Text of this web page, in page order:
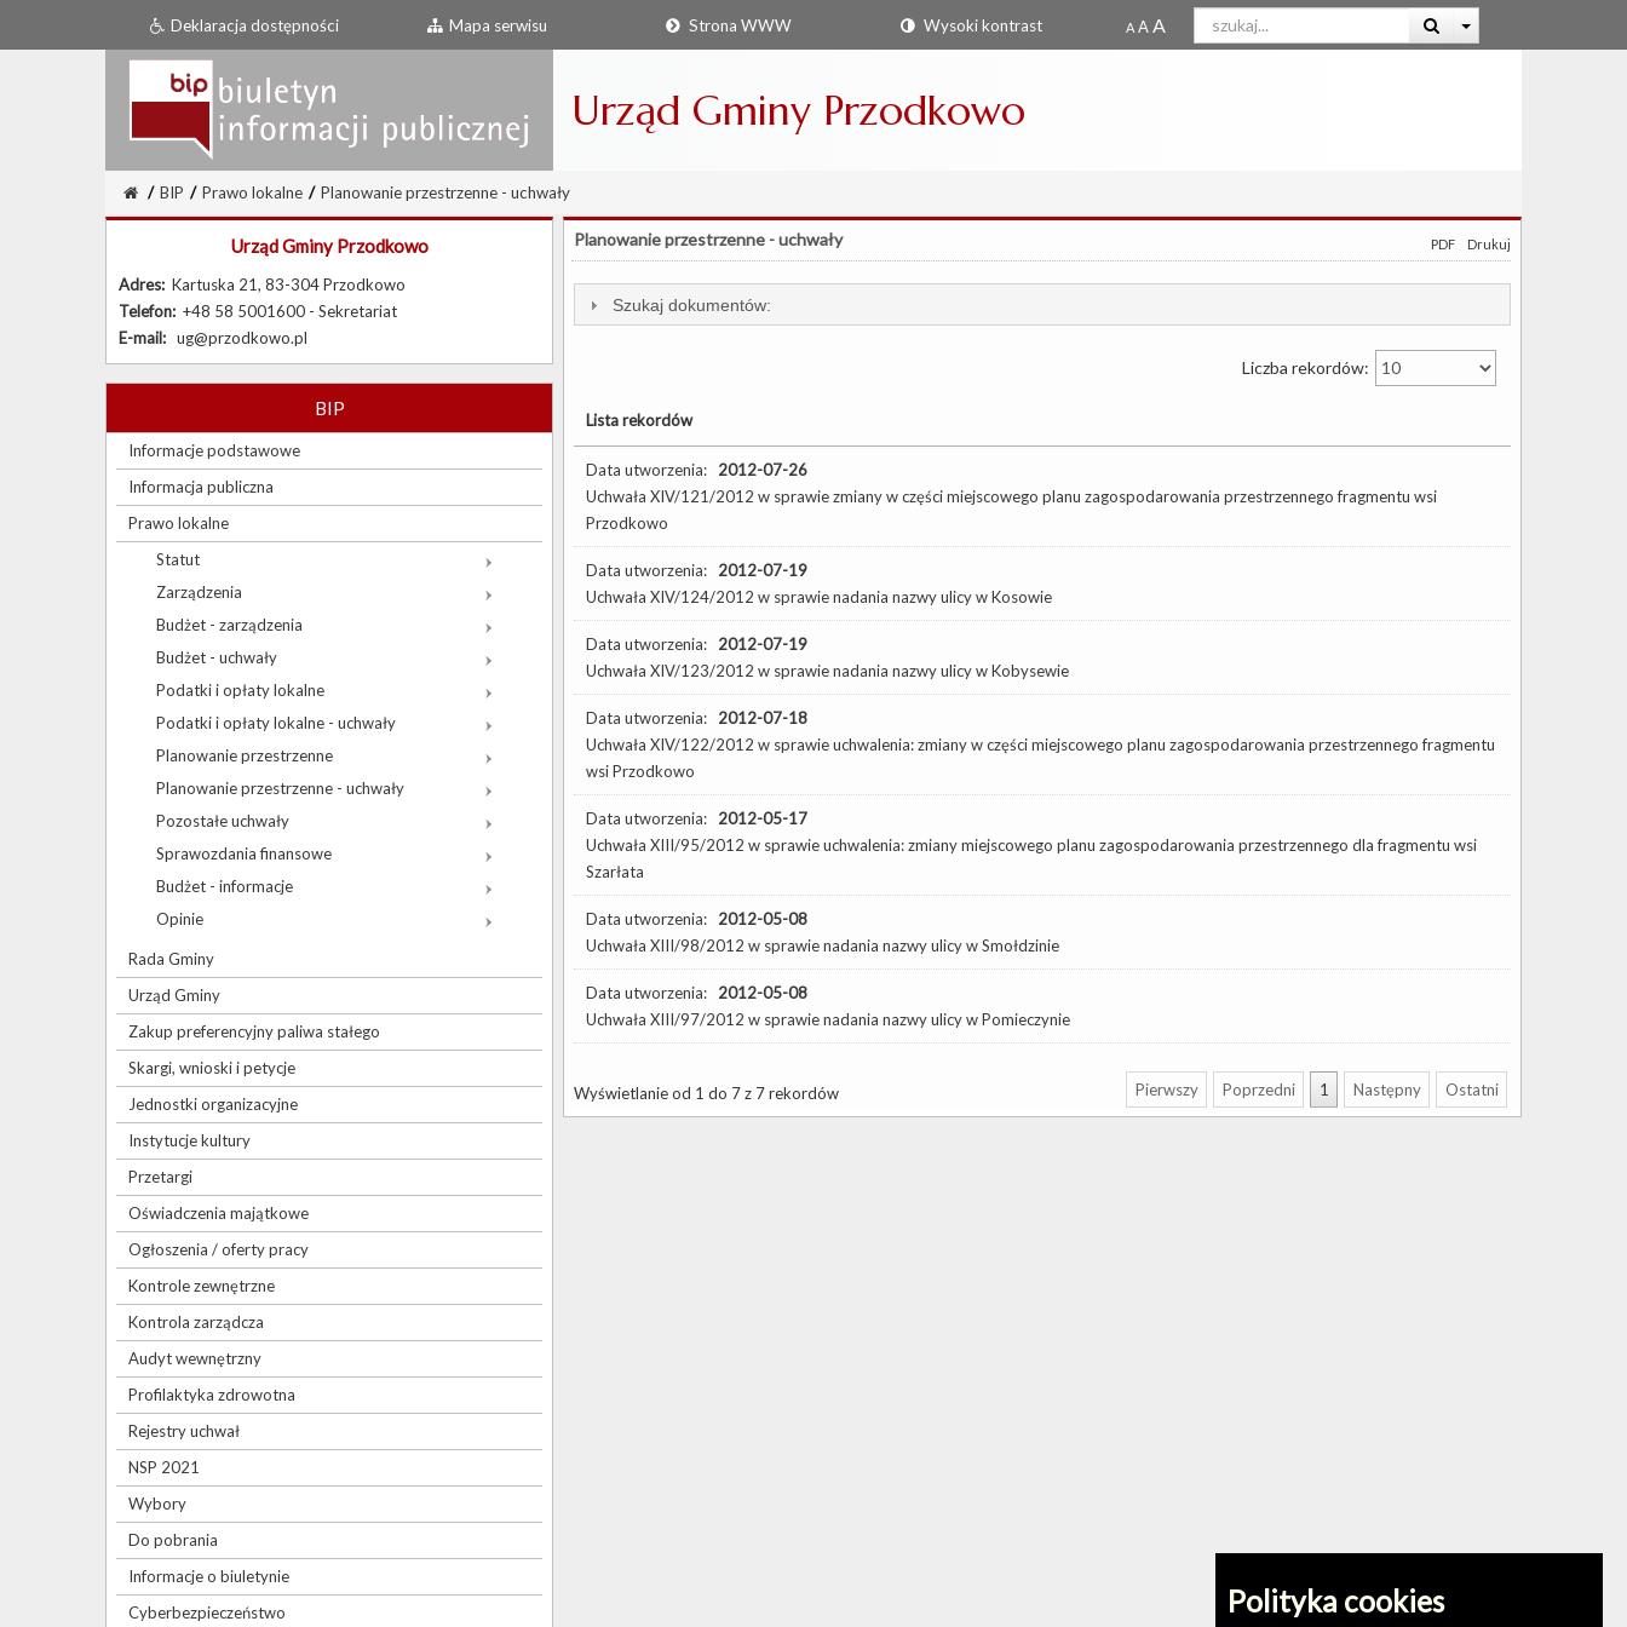
Polityka cookies
Deklaracja dostępności Mapa serwisu Strona WWW Wysoki kontrast
Urząd Gminy Przodkowo
/ BIP / Prawo lokalne / Planowanie przestrzenne - uchwały
Urząd Gminy Przodkowo
Adres: Kartuska 21, 83-304 Przodkowo
Telefon: +48 58 5001600 - Sekretariat
E-mail: ug@przodkowo.pl
BIP
Informacje podstawowe
Informacja publiczna
Prawo lokalne
Statut
Zarządzenia
Budżet - zarządzenia
Budżet - uchwały
Podatki i opłaty lokalne
Podatki i opłaty lokalne - uchwały
Planowanie przestrzenne
Planowanie przestrzenne - uchwały
Pozostałe uchwały
Sprawozdania finansowe
Budżet - informacje
Opinie
Rada Gminy
Urząd Gminy
Zakup preferencyjny paliwa stałego
Skargi, wnioski i petycje
Jednostki organizacyjne
Instytucje kultury
Przetargi
Oświadczenia majątkowe
Ogłoszenia / oferty pracy
Kontrole zewnętrzne
Kontrola zarządcza
Audyt wewnętrzny
Profilaktyka zdrowotna
Rejestry uchwał
NSP 2021
Wybory
Do pobrania
Informacje o biuletynie
Cyberbezpieczeństwo
Drukuj
PDF
Planowanie przestrzenne - uchwały
Szukaj dokumentów:
Liczba rekordów:
Lista rekordów
Data utworzenia: 2012-07-26
Uchwała XIV/121/2012 w sprawie zmiany w części miejscowego planu zagospodarowania przestrzennego fragmentu wsi
Przodkowo
Data utworzenia: 2012-07-19
Uchwała XIV/124/2012 w sprawie nadania nazwy ulicy w Kosowie
Data utworzenia: 2012-07-19
Uchwała XIV/123/2012 w sprawie nadania nazwy ulicy w Kobysewie
Data utworzenia: 2012-07-18
Uchwała XIV/122/2012 w sprawie uchwalenia: zmiany w części miejscowego planu zagospodarowania przestrzennego fragmentu
wsi Przodkowo
Data utworzenia: 2012-05-17
Uchwała XIII/95/2012 w sprawie uchwalenia: zmiany miejscowego planu zagospodarowania przestrzennego dla fragmentu wsi
Szarłata
Data utworzenia: 2012-05-08
Uchwała XIII/98/2012 w sprawie nadania nazwy ulicy w Smołdzinie
Data utworzenia: 2012-05-08
Uchwała XIII/97/2012 w sprawie nadania nazwy ulicy w Pomieczynie
Wyświetlanie od 1 do 7 z 7 rekordów Pierwszy Poprzedni 1 Następny Ostatni